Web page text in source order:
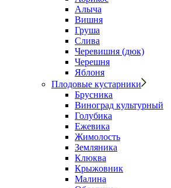
Алыча
Вишня
Груша
Слива
Черевишня (дюк)
Черешня
Яблоня
Плодовые кустарники
Брусника
Виноград культурный
Голубика
Ежевика
Жимолость
Земляника
Клюква
Крыжовник
Малина